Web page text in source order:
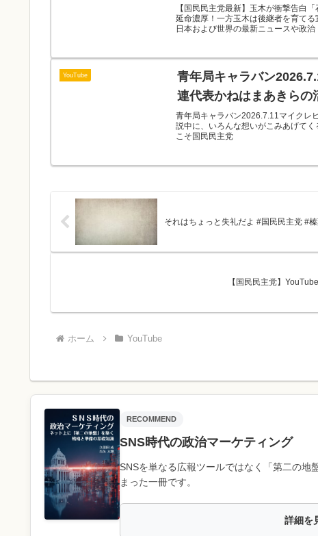
論評】
【国民民主党最新】玉木が衝撃告白
延命濃厚！一方玉木は後継者を育て
日本および世界の最新ニュースや政治
YouTube
青年局キャラバン
連代表かねはまあきらの
青年局キャラバン2026.7.11マイクレ
説中に、いろんな想いがこみあげて
こそ国民民主党
それはちょっと失礼だよ #国民民主党 #
【国民民主党】
ホーム YouTube
RECOMMEND
SNS時代の政治マーケティング
SNSを単なる広報ツールではなく「第二の
まった一冊です。
詳細を